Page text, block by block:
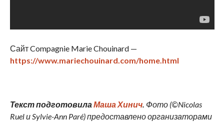
Сайт Compagnie Marie Chouinard —
https://www.mariechouinard.com/home.html
Текст подготовилаМаша Хинич. Фото (©Nicolas
Ruel и Sylvie-Ann Paré) предоставлено организаторами